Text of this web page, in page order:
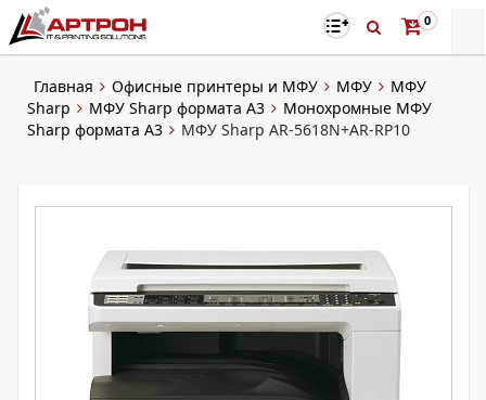
0
Главная Офисные принтеры и МФУ МФУ
МФУ
Sharp
МФУ Sharp формата A3
Монохромные МФУ
Sharp формата А3
МФУ Sharp AR-5618N+AR-RP10